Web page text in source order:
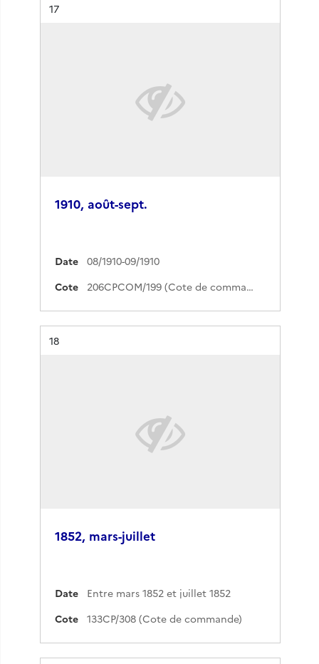
Résultat n°
17
1910, août-sept.
Date
08/1910-09/1910
Cote
206CPCOM/199 (Cote de commande)
Résultat n°
18
1852, mars-juillet
Date
Entre mars 1852 et juillet 1852
Cote
133CP/308 (Cote de commande)